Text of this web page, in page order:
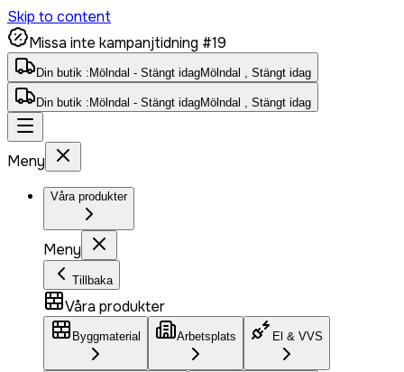
Skip to content
Missa inte kampanjtidning #19
Din butik : Mölndal - Stängt idagMölndal , Stängt idag
Din butik : Mölndal - Stängt idagMölndal , Stängt idag
Meny
Våra produkter
Meny
Tillbaka
Våra produkter
Byggmaterial Arbetsplats El & VVS